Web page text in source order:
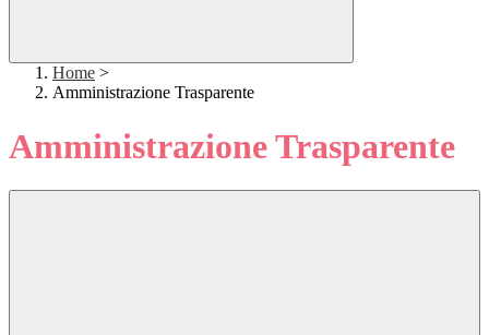
Home >
Amministrazione Trasparente
Amministrazione Trasparente